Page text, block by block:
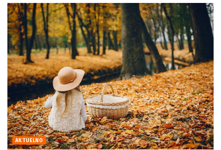
AKTUELNO